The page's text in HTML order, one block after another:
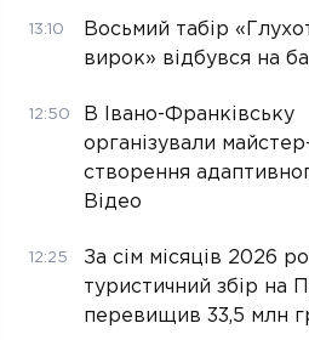
13:10
Восьмий табір
вирок» відбувся на
12:50
В Івано-Франківську
організували
створення
Відео
12:25
За сім місяців 2026
туристичний збір на
перевищив 33,5 млн